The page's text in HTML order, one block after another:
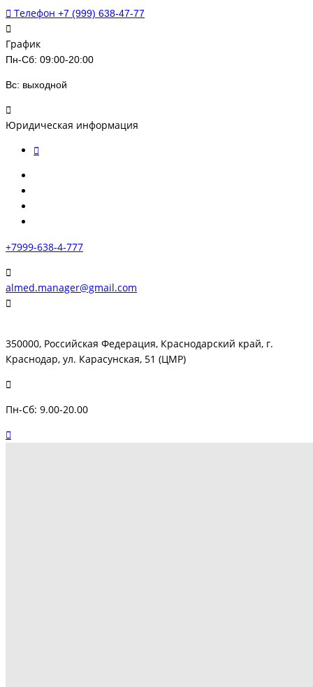
Телефон +7 (999) 638-47-77
График
Пн-Сб: 09:00-20:00
Вс: выходной
Юридическая информация
+7999-638-4-777
almed.manager@gmail.com
350000, Российская Федерация, Краснодарский край, г.
Краснодар, ул. Карасунская, 51 (ЦМР)
Пн-Сб: 9.00-20.00